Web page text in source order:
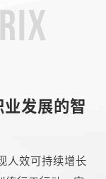
发展的智
人效可持续增长